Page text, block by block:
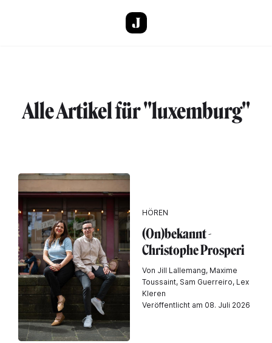
Alle Artikel für "luxemburg"
HÖREN
(On)bekannt -
Christophe Prosperi
Von Jill Lallemang, Maxime
Toussaint, Sam Guerreiro, Lex
Kleren
Veröffentlicht am 08. Juli 2026